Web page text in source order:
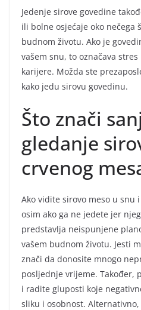
Jedenje sirove govedine
ili bolne osjećaje oko nečega
budnom životu. Ako je
vašem snu, to označava
karijere. Možda ste
kako jedu sirovu govedinu.
Što znači
gledanje
crvenog
Ako vidite sirovo meso u snu
osim ako ga ne jedete jer
predstavlja neispunjene
vašem budnom životu. Jesti
znači da donosite mnogo
posljednje vrijeme. Također,
i radite gluposti koje
sliku i osobnost.